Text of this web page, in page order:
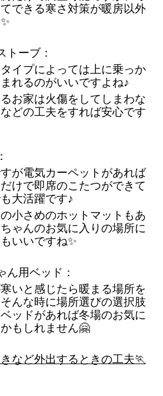
できる寒さ対策が暖房以外
トーブ：
イプによっては上に乗っか
れるのがいいですよね♪
お家は火傷をしてしまわな
どの工夫をすれば安心です
が電気カーペットがあれば
けで即席のこたつができて
大活躍です♪
小さめのホットマットもあ
ゃんのお気に入りの場所に
いいですね✨
ん用ベッド：
いと感じたら暖まる場所を
んな時に場所選びの選択肢
ッドがあれば冬場のお気に
もしれません🤗
など外出するときの工夫🏃